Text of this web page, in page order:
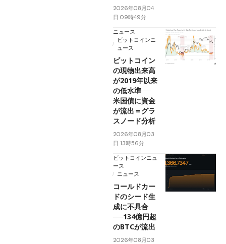
2026年08月04
日 09時49分
ニュース
ビットコインニ
ュース
ビットコイン
の現物出来高
が2019年以来
の低水準──
米国債に資金
が流出＝グラ
スノード分析
2026年08月03
日 13時56分
ビットコインニュ
ース
ニュース
コールドカー
ドのシード生
成に不具合
──134億円超
のBTCが流出
2026年08月03